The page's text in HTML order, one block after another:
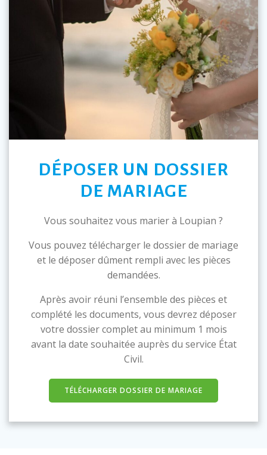
DÉPOSER UN DOSSIER
DE MARIAGE
Vous souhaitez vous marier à Loupian ?
Vous pouvez télécharger le dossier de mariage
et le déposer dûment rempli avec les pièces
demandées.
Après avoir réuni l’ensemble des pièces et
complété les documents, vous devrez déposer
votre dossier complet au minimum 1 mois
avant la date souhaitée auprès du service État
Civil.
TÉLÉCHARGER DOSSIER DE MARIAGE